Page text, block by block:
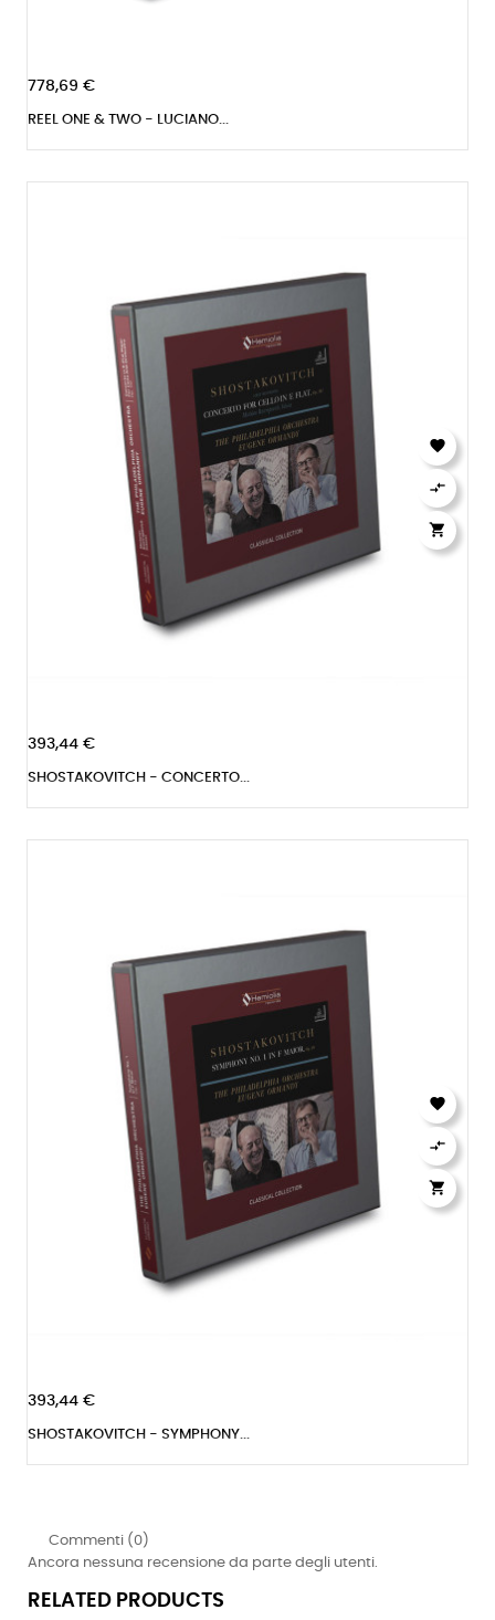
778,69 €
REEL ONE & TWO - LUCIANO...
393,44 €
SHOSTAKOVITCH - CONCERTO...



393,44 €
SHOSTAKOVITCH - SYMPHONY...



Commenti (0)
Ancora nessuna recensione da parte degli utenti.
RELATED PRODUCTS